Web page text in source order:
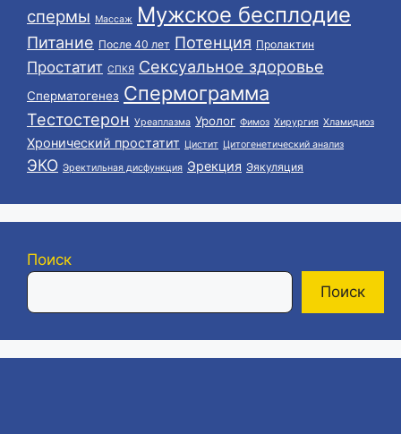
спермы Массаж Мужское бесплодие
Питание После 40 лет Потенция Пролактин
Простатит СПКЯ Сексуальное здоровье
Сперматогенез Спермограмма
Тестостерон Уреаплазма Уролог Фимоз Хирургия Хламидиоз
Хронический простатит Цистит Цитогенетический анализ
ЭКО Эректильная дисфункция Эрекция Эякуляция
Поиск
Поиск